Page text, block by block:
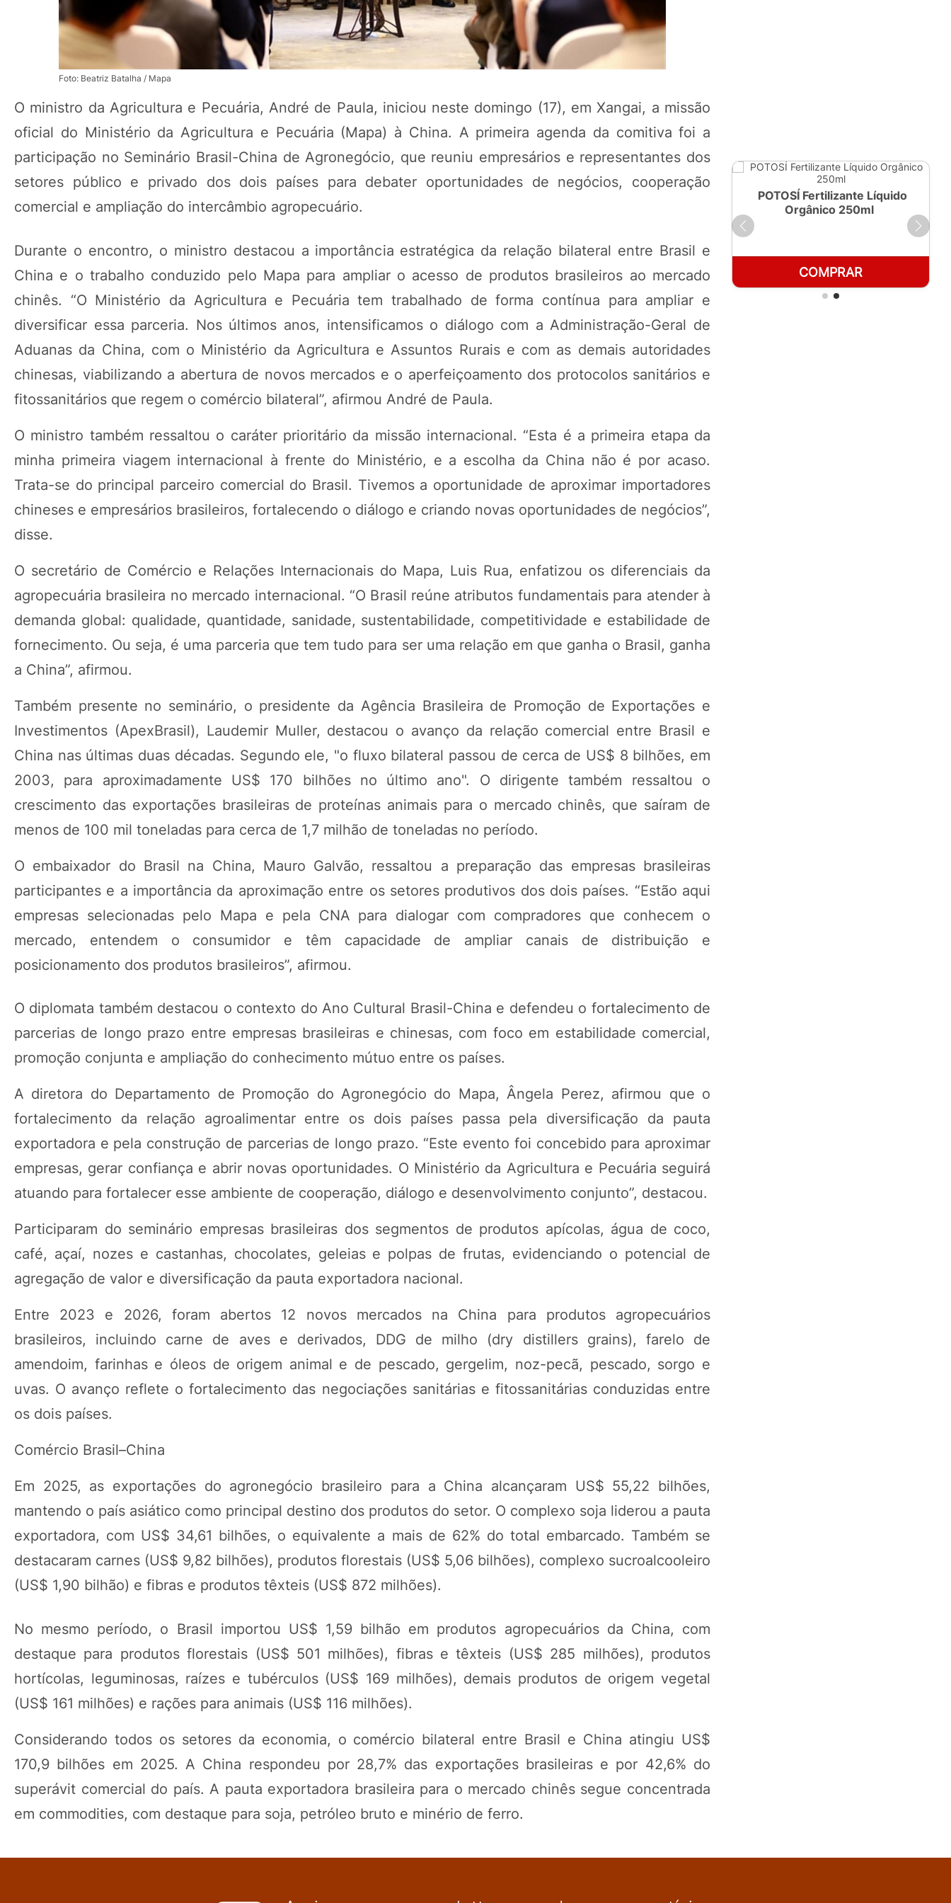
Foto: Beatriz Batalha / Mapa
O ministro da Agricultura e Pecuária, André de Paula, iniciou neste domingo (17), em Xangai, a missão
oficial do Ministério da Agricultura e Pecuária (Mapa) à China. A primeira agenda da comitiva foi a
participação no Seminário Brasil-China de Agronegócio, que reuniu empresários e representantes dos
setores público e privado dos dois países para debater oportunidades de negócios, cooperação
comercial e ampliação do intercâmbio agropecuário.
Durante o encontro, o ministro destacou a importância estratégica da relação bilateral entre Brasil e
China e o trabalho conduzido pelo Mapa para ampliar o acesso de produtos brasileiros ao mercado
chinês. “O Ministério da Agricultura e Pecuária tem trabalhado de forma contínua para ampliar e
diversificar essa parceria. Nos últimos anos, intensificamos o diálogo com a Administração-Geral de
Aduanas da China, com o Ministério da Agricultura e Assuntos Rurais e com as demais autoridades
chinesas, viabilizando a abertura de novos mercados e o aperfeiçoamento dos protocolos sanitários e
fitossanitários que regem o comércio bilateral”, afirmou André de Paula.
O ministro também ressaltou o caráter prioritário da missão internacional. “Esta é a primeira etapa da
minha primeira viagem internacional à frente do Ministério, e a escolha da China não é por acaso.
Trata-se do principal parceiro comercial do Brasil. Tivemos a oportunidade de aproximar importadores
chineses e empresários brasileiros, fortalecendo o diálogo e criando novas oportunidades de negócios”,
disse.
O secretário de Comércio e Relações Internacionais do Mapa, Luis Rua, enfatizou os diferenciais da
agropecuária brasileira no mercado internacional. “O Brasil reúne atributos fundamentais para atender à
demanda global: qualidade, quantidade, sanidade, sustentabilidade, competitividade e estabilidade de
fornecimento. Ou seja, é uma parceria que tem tudo para ser uma relação em que ganha o Brasil, ganha
a China”, afirmou.
Também presente no seminário, o presidente da Agência Brasileira de Promoção de Exportações e
Investimentos (ApexBrasil), Laudemir Muller, destacou o avanço da relação comercial entre Brasil e
China nas últimas duas décadas. Segundo ele, "o fluxo bilateral passou de cerca de US$ 8 bilhões, em
2003, para aproximadamente US$ 170 bilhões no último ano". O dirigente também ressaltou o
crescimento das exportações brasileiras de proteínas animais para o mercado chinês, que saíram de
menos de 100 mil toneladas para cerca de 1,7 milhão de toneladas no período.
O embaixador do Brasil na China, Mauro Galvão, ressaltou a preparação das empresas brasileiras
participantes e a importância da aproximação entre os setores produtivos dos dois países. “Estão aqui
empresas selecionadas pelo Mapa e pela CNA para dialogar com compradores que conhecem o
mercado, entendem o consumidor e têm capacidade de ampliar canais de distribuição e
posicionamento dos produtos brasileiros”, afirmou.
O diplomata também destacou o contexto do Ano Cultural Brasil-China e defendeu o fortalecimento de
parcerias de longo prazo entre empresas brasileiras e chinesas, com foco em estabilidade comercial,
promoção conjunta e ampliação do conhecimento mútuo entre os países.
A diretora do Departamento de Promoção do Agronegócio do Mapa, Ângela Perez, afirmou que o
fortalecimento da relação agroalimentar entre os dois países passa pela diversificação da pauta
exportadora e pela construção de parcerias de longo prazo. “Este evento foi concebido para aproximar
empresas, gerar confiança e abrir novas oportunidades. O Ministério da Agricultura e Pecuária seguirá
atuando para fortalecer esse ambiente de cooperação, diálogo e desenvolvimento conjunto”, destacou.
Participaram do seminário empresas brasileiras dos segmentos de produtos apícolas, água de coco,
café, açaí, nozes e castanhas, chocolates, geleias e polpas de frutas, evidenciando o potencial de
agregação de valor e diversificação da pauta exportadora nacional.
Entre 2023 e 2026, foram abertos 12 novos mercados na China para produtos agropecuários
brasileiros, incluindo carne de aves e derivados, DDG de milho (dry distillers grains), farelo de
amendoim, farinhas e óleos de origem animal e de pescado, gergelim, noz-pecã, pescado, sorgo e
uvas. O avanço reflete o fortalecimento das negociações sanitárias e fitossanitárias conduzidas entre
os dois países.
Comércio Brasil–China
Em 2025, as exportações do agronegócio brasileiro para a China alcançaram US$ 55,22 bilhões,
mantendo o país asiático como principal destino dos produtos do setor. O complexo soja liderou a pauta
exportadora, com US$ 34,61 bilhões, o equivalente a mais de 62% do total embarcado. Também se
destacaram carnes (US$ 9,82 bilhões), produtos florestais (US$ 5,06 bilhões), complexo sucroalcooleiro
(US$ 1,90 bilhão) e fibras e produtos têxteis (US$ 872 milhões).
No mesmo período, o Brasil importou US$ 1,59 bilhão em produtos agropecuários da China, com
destaque para produtos florestais (US$ 501 milhões), fibras e têxteis (US$ 285 milhões), produtos
hortícolas, leguminosas, raízes e tubérculos (US$ 169 milhões), demais produtos de origem vegetal
(US$ 161 milhões) e rações para animais (US$ 116 milhões).
Considerando todos os setores da economia, o comércio bilateral entre Brasil e China atingiu US$
170,9 bilhões em 2025. A China respondeu por 28,7% das exportações brasileiras e por 42,6% do
superávit comercial do país. A pauta exportadora brasileira para o mercado chinês segue concentrada
em commodities, com destaque para soja, petróleo bruto e minério de ferro.
POTOSÍ Fertilizante Líquido
COMPRAR
POTOSÍ Fertilizante Líquido
Orgânico 250ml
COMPRAR